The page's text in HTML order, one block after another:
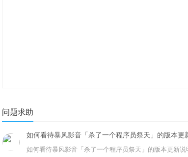
问题求助
如何看待暴风影音「杀了一个程序员祭天」的版本更
如何看待暴风影音「杀了一个程序员祭天」的版本更新说